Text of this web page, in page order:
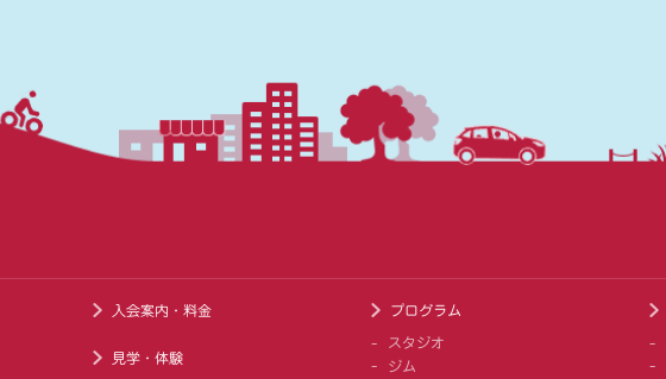
入会案内・料金
見学・体験
プログラム
スタジオ
ジム